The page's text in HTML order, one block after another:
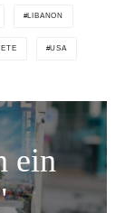
LIBANON
USA
ein